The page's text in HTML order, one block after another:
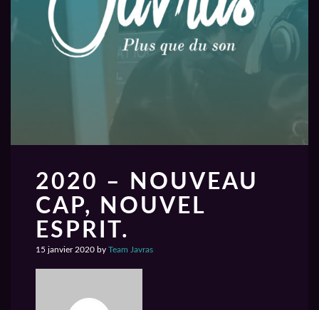
2020 – NOUVEAU
CAP, NOUVEL
ESPRIT.
15 janvier 2020 by Team Javras